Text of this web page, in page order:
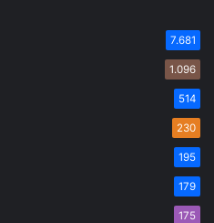
7.681
1.096
514
230
195
179
175